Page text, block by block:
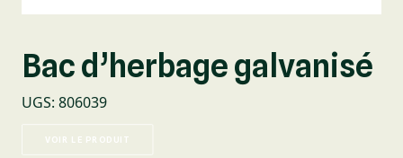
Bac d’herbage galvanisé
UGS: 806039
VOIR LE PRODUIT